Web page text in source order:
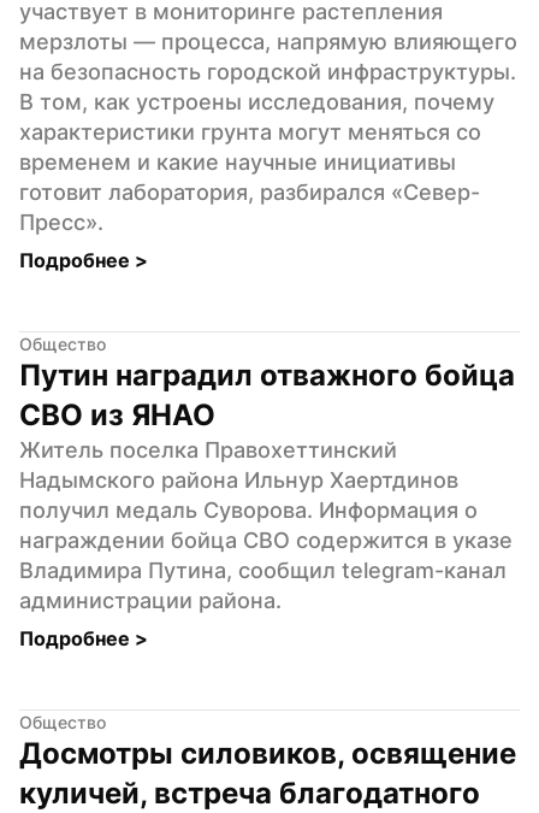
участвует в мониторинге растепления
мерзлоты — процесса, напрямую влияющего
на безопасность городской инфраструктуры.
В том, как устроены исследования, почему
характеристики грунта могут меняться со
временем и какие научные инициативы
готовит лаборатория, разбирался «Север-
Пресс».
Подробнее >
Общество
Путин наградил отважного бойца
СВО из ЯНАО
Житель поселка Правохеттинский
Надымского района Ильнур Хаертдинов
получил медаль Суворова. Информация о
награждении бойца СВО содержится в указе
Владимира Путина, сообщил telegram-канал
администрации района.
Подробнее >
Общество
Досмотры силовиков, освящение
куличей, встреча благодатного